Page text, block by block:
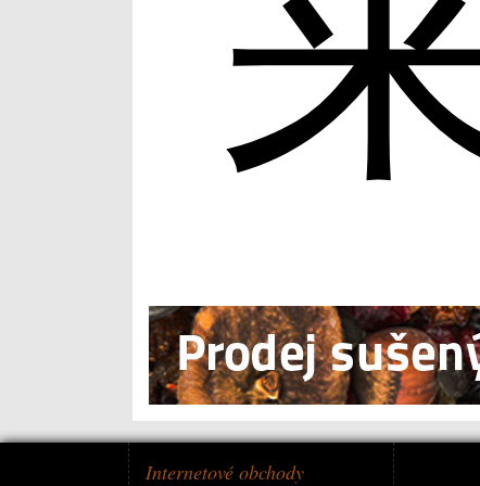
Internetové obchody